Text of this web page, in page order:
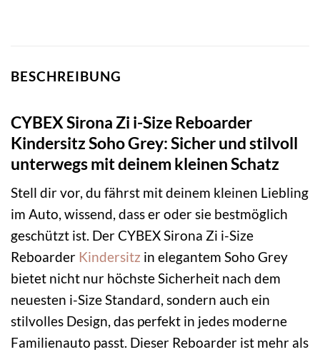
BESCHREIBUNG
CYBEX Sirona Zi i-Size Reboarder
Kindersitz Soho Grey: Sicher und stilvoll
unterwegs mit deinem kleinen Schatz
Stell dir vor, du fährst mit deinem kleinen Liebling
im Auto, wissend, dass er oder sie bestmöglich
geschützt ist. Der CYBEX Sirona Zi i-Size
Reboarder Kindersitz in elegantem Soho Grey
bietet nicht nur höchste Sicherheit nach dem
neuesten i-Size Standard, sondern auch ein
stilvolles Design, das perfekt in jedes moderne
Familienauto passt. Dieser Reboarder ist mehr als